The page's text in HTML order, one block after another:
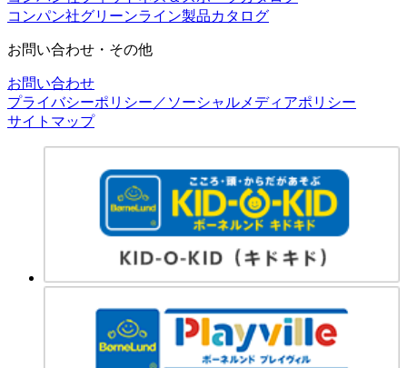
コンパン社グリーンライン製品カタログ
お問い合わせ・その他
お問い合わせ
プライバシーポリシー／ソーシャルメディアポリシー
サイトマップ